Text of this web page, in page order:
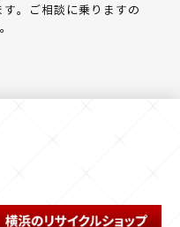
。ご相談に乗りますの